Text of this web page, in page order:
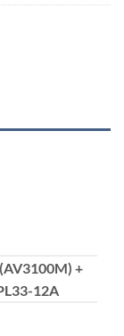
+
12A